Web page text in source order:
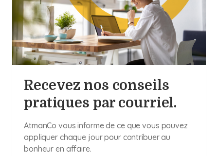
Recevez nos conseils
pratiques par courriel.
AtmanCo vous informe de ce que vous pouvez
appliquer chaque jour pour contribuer au
bonheur en affaire.